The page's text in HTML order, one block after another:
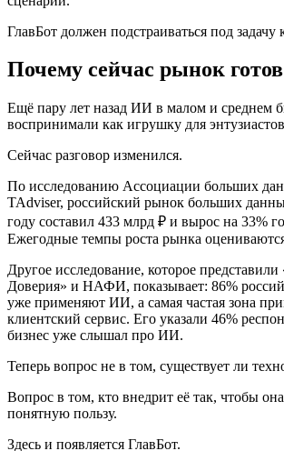
ГлавБот должен подстраиваться под задачу
Почему сейчас рынок готов
Ещё пару лет назад ИИ в малом и среднем
воспринимали как игрушку для
Сейчас разговор изменился.
По исследованию Ассоциации больших
TAdviser, российский рынок больших
году составил 433 млрд ₽ и вырос на 33%
Ежегодные темпы роста рынка
Другое исследование, которое
Доверия» и НАФИ, показывает: 86%
уже применяют ИИ, а самая частая зона
клиентский сервис. Его указали 46%
бизнес уже слышал про ИИ.
Теперь вопрос не в том, существует ли
Вопрос в том, кто внедрит её так, чтобы
понятную пользу.
Здесь и появляется ГлавБот.